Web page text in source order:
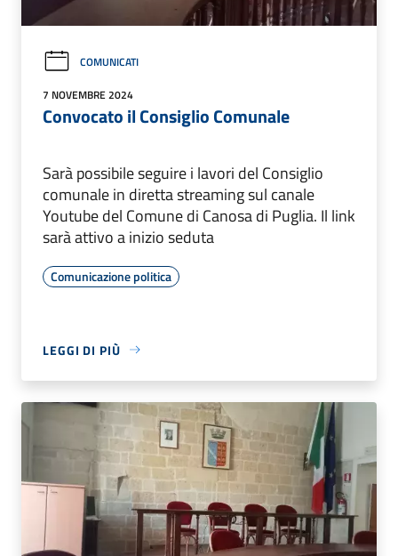
COMUNICATI
7 NOVEMBRE 2024
Convocato il Consiglio Comunale
Sarà possibile seguire i lavori del Consiglio
comunale in diretta streaming sul canale
Youtube del Comune di Canosa di Puglia. Il link
sarà attivo a inizio seduta
Comunicazione politica
LEGGI DI PIÙ